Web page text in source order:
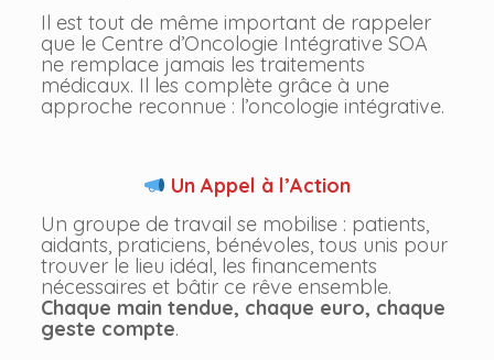
Il est tout de même important de rappeler
que le Centre d’Oncologie Intégrative SOA
ne remplace jamais les traitements
médicaux. Il les complète grâce à une
approche reconnue : l’oncologie intégrative.
Un Appel à l’Action
Un groupe de travail se mobilise : patients,
aidants, praticiens, bénévoles, tous unis pour
trouver le lieu idéal, les financements
nécessaires et bâtir ce rêve ensemble.
Chaque main tendue, chaque euro, chaque
geste compte.